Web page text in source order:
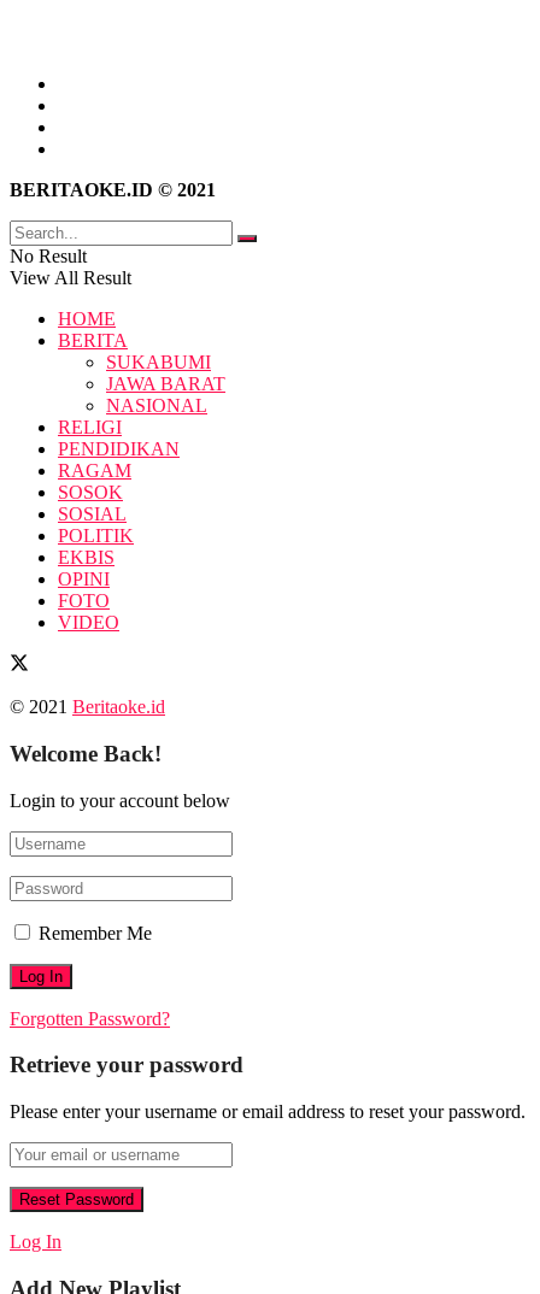
BERITAOKE.ID © 2021
No Result
View All Result
HOME
BERITA
SUKABUMI
JAWA BARAT
NASIONAL
RELIGI
PENDIDIKAN
RAGAM
SOSOK
SOSIAL
POLITIK
EKBIS
OPINI
FOTO
VIDEO
© 2021 Beritaoke.id
Welcome Back!
Login to your account below
Remember Me
Forgotten Password?
Retrieve your password
Please enter your username or email address to reset your password.
Log In
Add New Playlist